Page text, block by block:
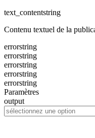
text_contentstring
Contenu textuel de la
errorstring
errorstring
errorstring
errorstring
errorstring
Paramètres
output